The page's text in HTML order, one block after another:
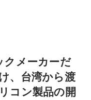
クメーカーだ
、台湾から渡
コン製品の開